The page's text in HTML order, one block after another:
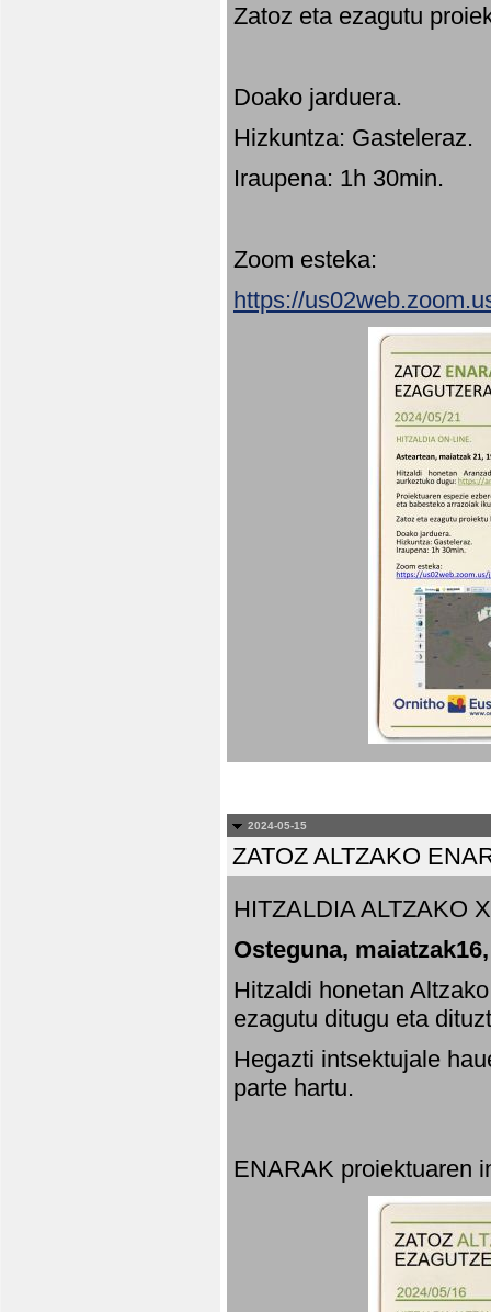
Zatoz eta ezagutu
Doako jarduera.
Hizkuntza: Gasteleraz.
Iraupena: 1h 30min.
Zoom esteka:
https://
2024-05-15
ZATOZ ALTZAKO
HITZALDIA ALTZAKO
Osteguna,
Hitzaldi honetan
ezagutu ditugu eta
Hegazti intsektujale
parte hartu.
ENARAK proiektuaren